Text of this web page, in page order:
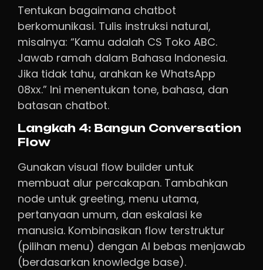
Tentukan bagaimana chatbot
berkomunikasi. Tulis instruksi natural,
misalnya: “Kamu adalah CS Toko ABC.
Jawab ramah dalam Bahasa Indonesia.
Jika tidak tahu, arahkan ke WhatsApp
08xx.” Ini menentukan tone, bahasa, dan
batasan chatbot.
Langkah 4: Bangun Conversation
Flow
Gunakan visual flow builder untuk
membuat alur percakapan. Tambahkan
node untuk greeting, menu utama,
pertanyaan umum, dan eskalasi ke
manusia. Kombinasikan flow terstruktur
(pilihan menu) dengan AI bebas menjawab
(berdasarkan knowledge base).